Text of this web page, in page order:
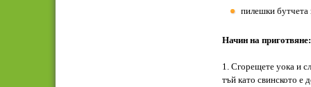
пилешки бутчета
Начин на приготвяне:
1. Сгорещете уока и
тъй като свинското е